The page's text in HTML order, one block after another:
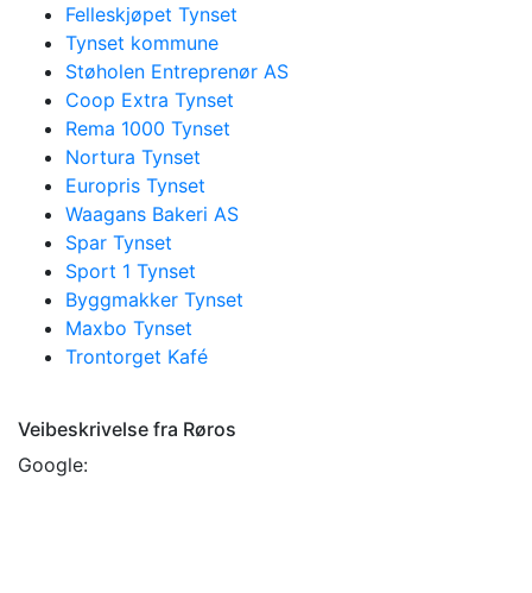
Felleskjøpet Tynset
Tynset kommune
Støholen Entreprenør AS
Coop Extra Tynset
Rema 1000 Tynset
Nortura Tynset
Europris Tynset
Waagans Bakeri AS
Spar Tynset
Sport 1 Tynset
Byggmakker Tynset
Maxbo Tynset
Trontorget Kafé
Veibeskrivelse fra Røros
Google: